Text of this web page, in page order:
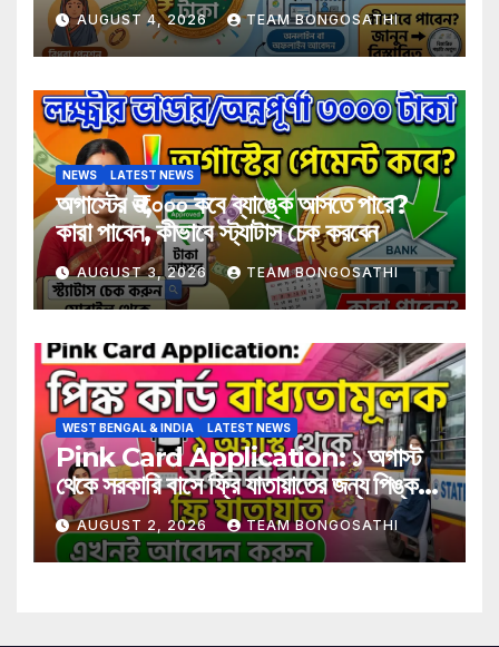
AUGUST 4, 2026 TEAM BONGOSATHI
NEWS LATEST NEWS
অগাস্টের ₹৩,০০০ কবে ব্যাঙ্কে আসতে পারে?
কারা পাবেন, কীভাবে স্ট্যাটাস চেক করবেন
AUGUST 3, 2026 TEAM BONGOSATHI
WEST BENGAL & INDIA LATEST NEWS
Pink Card Application: ১ অগাস্ট
থেকে সরকারি বাসে ফ্রি যাতায়াতের জন্য পিঙ্ক
কার্ড বাধ্যতামূলক? আবেদন করুন এখনই
AUGUST 2, 2026 TEAM BONGOSATHI